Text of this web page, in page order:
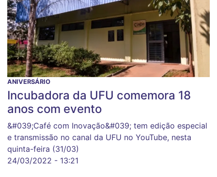
ANIVERSÁRIO
Incubadora da UFU comemora 18
anos com evento
&#039;Café com Inovação&#039; tem edição especial
e transmissão no canal da UFU no YouTube, nesta
quinta-feira (31/03)
24/03/2022 - 13:21